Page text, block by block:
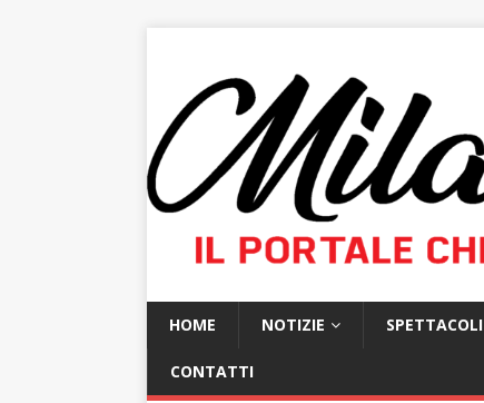
HOME NOTIZIE SPETTACOLI
CONTATTI